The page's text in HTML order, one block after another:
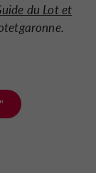
du Lot et